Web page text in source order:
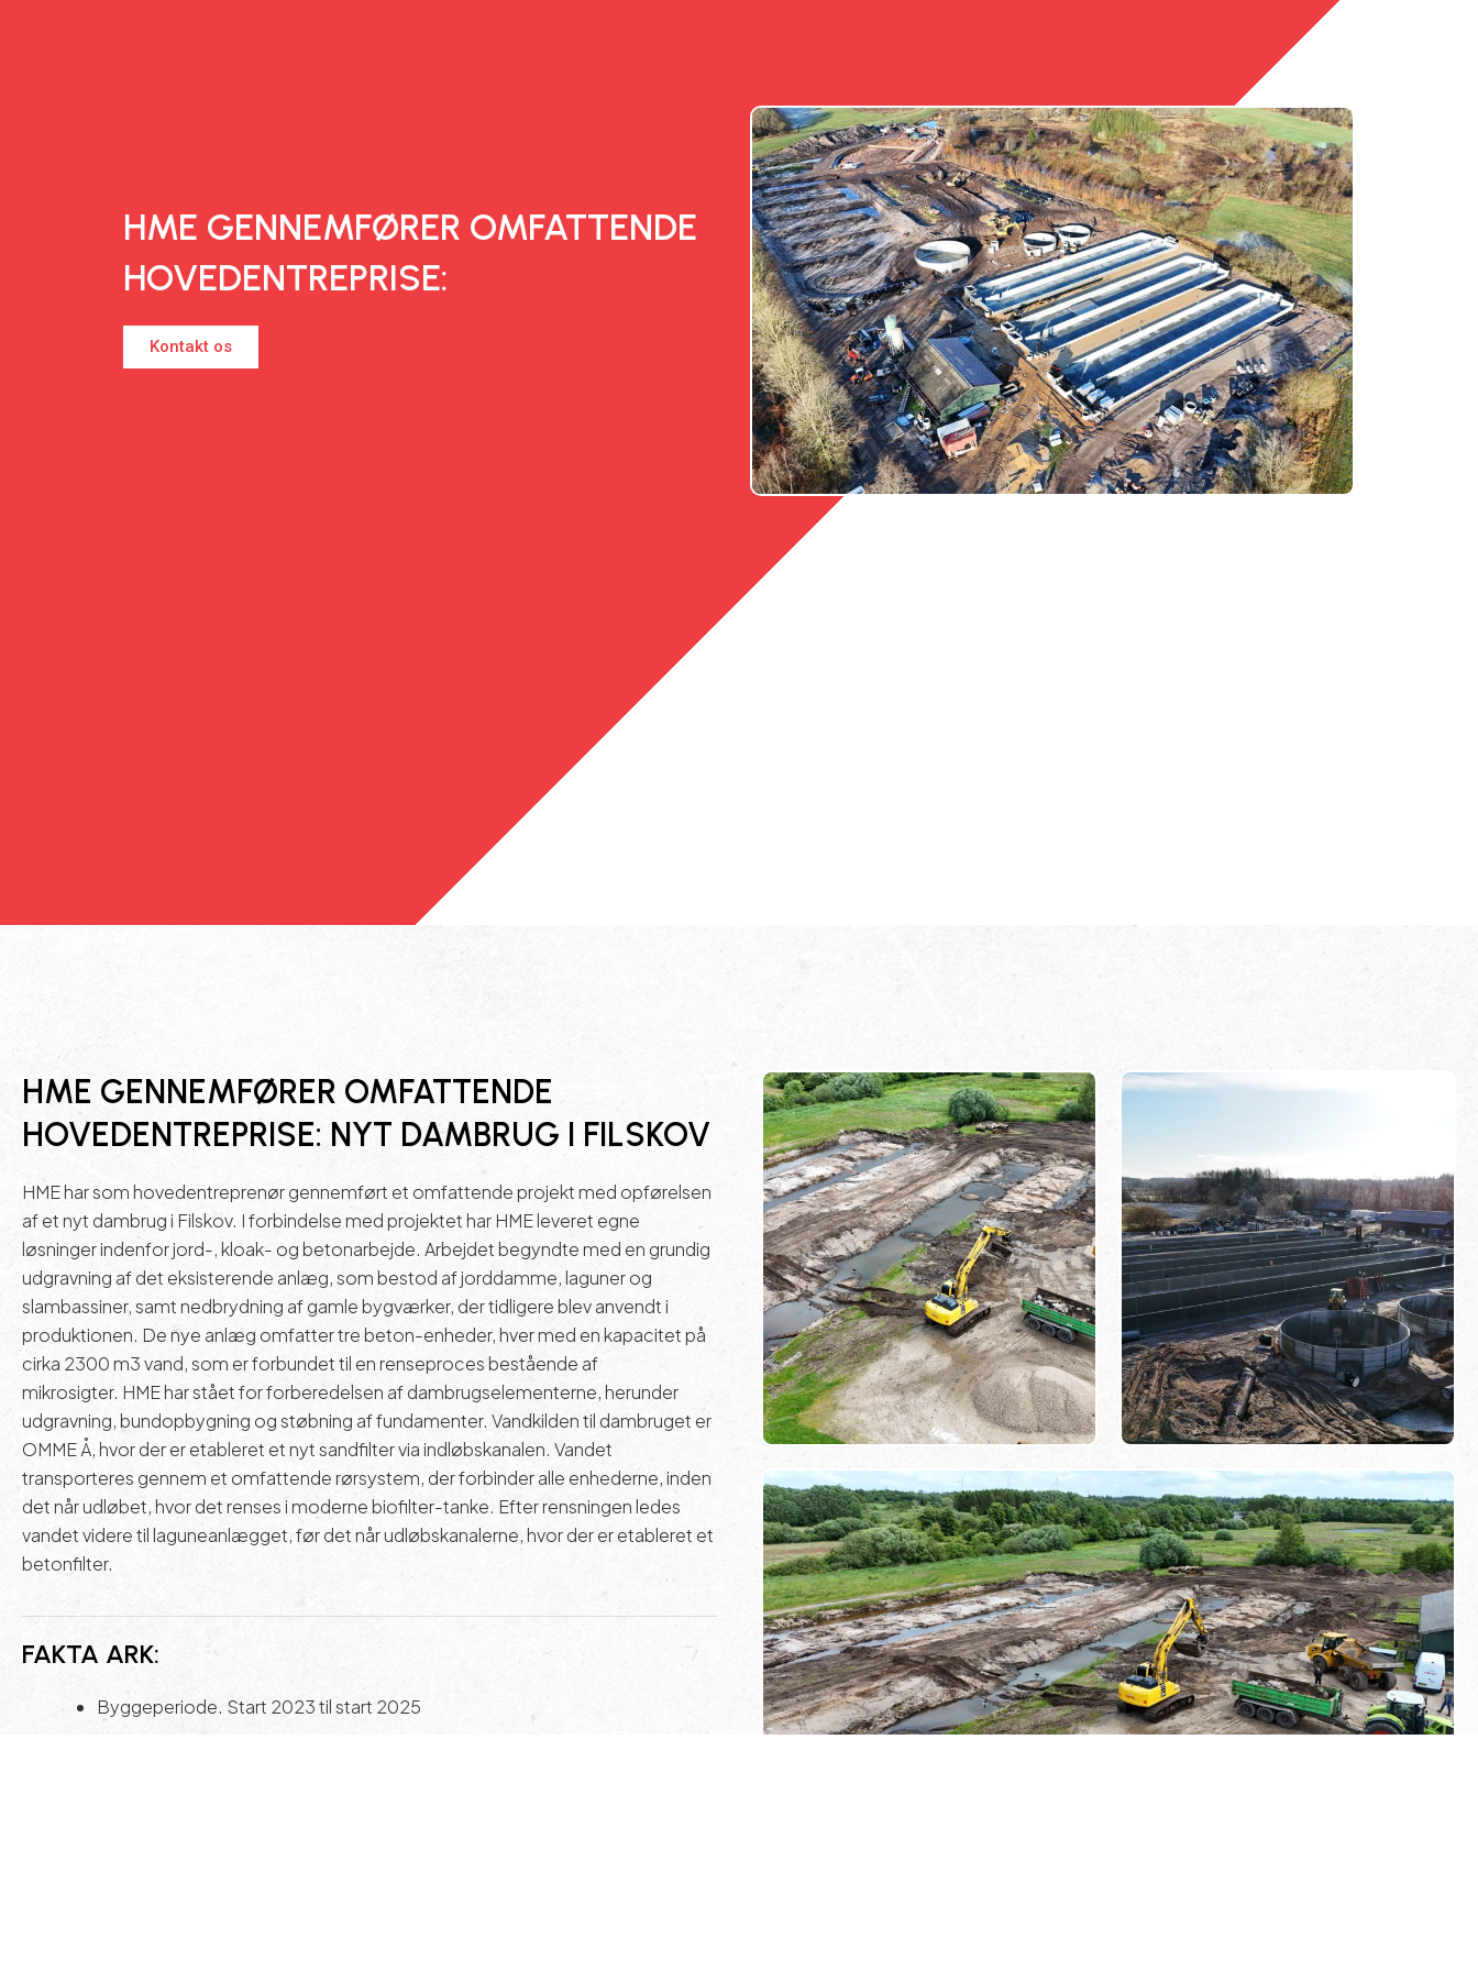
HME GENNEMFØRER OMFATTENDE
HOVEDENTREPRISE:
Kontakt os
HME GENNEMFØRER OMFATTENDE
HOVEDENTREPRISE: NYT DAMBRUG I FILSKOV
HME har som hovedentreprenør gennemført et omfattende projekt med opførelsen
af et nyt dambrug i Filskov. I forbindelse med projektet har HME leveret egne
løsninger indenfor jord-, kloak- ogbetonarbejde. Arbejdet begyndte med en grundig
udgravning af det eksisterende anlæg, som bestod af jorddamme, laguner og
slambassiner, samt nedbrydning af gamle bygværker, der tidligere blev anvendt i
produktionen. De nye anlæg omfatter tre beton-enheder, hver med en kapacitet på
cirka 2300 m3 vand, som er forbundet til en renseproces bestående af
mikrosigter. HME har stået for forberedelsen af dambrugselementerne, herunder
udgravning, bundopbygning og støbning af fundamenter. Vandkilden til dambruget er
OMME Å, hvor der er etableret et nyt sandfilter via indløbskanalen. Vandet
transporteres gennem et omfattende rørsystem, der forbinder alle enhederne, inden
det når udløbet, hvor det renses i moderne biofilter-tanke. Efter rensningen ledes
vandet videre til laguneanlægget, før det når udløbskanalerne, hvor der er etableret et
betonfilter.
FAKTA ARK:
Byggeperiode. Start 2023 til start 2025